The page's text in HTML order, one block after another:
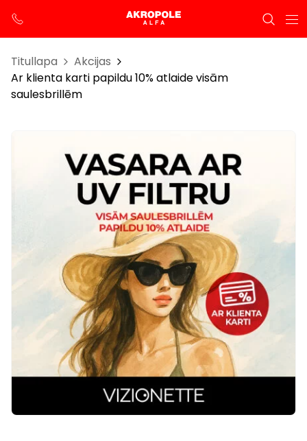
Titullapa
Akcijas
Ar klienta karti papildu 10% atlaide visām
saulesbrillēm